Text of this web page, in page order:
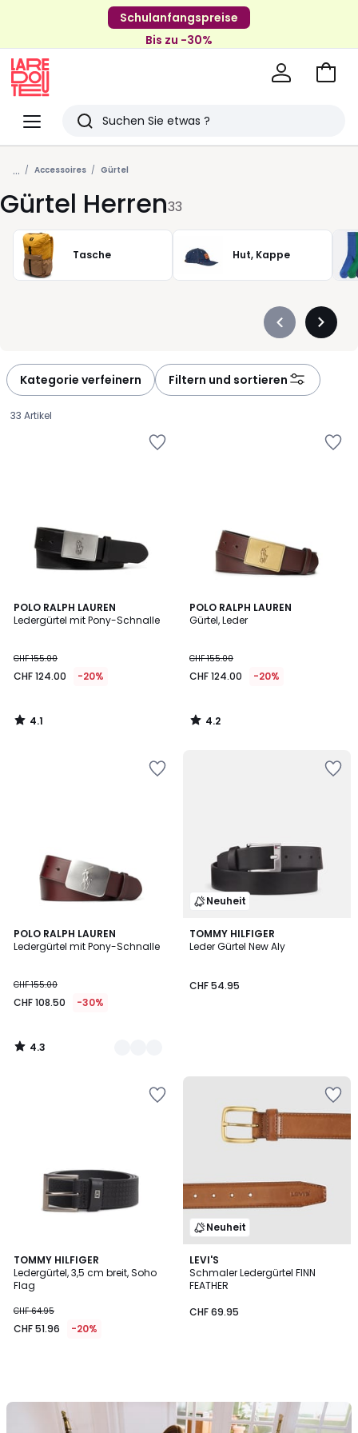
Schulanfangspreise
Bis zu -30%
Menü
Redoute
Suchen
Zuletzt
angesehenen
Artikel
Zum
... Accessoires Gürtel
Gürtel Herren33
Tasche Hut, Kappe
Précédent
défiler
à
gauche
à
Kategorie verfeinern Filtern und sortieren
33 Artikel
POLO RALPH LAUREN
Ledergürtel mit Pony-Schnalle
124.00
statt
155.00
20%
CHF 155.00
CHF 124.00 -20%
4.1
/ 5
4.1
/
POLO RALPH LAUREN
Gürtel, Leder
CHF 155.00
CHF 124.00 -20%
4.2
/ 5
4.2
/
POLO RALPH LAUREN
Ledergürtel mit Pony-Schnalle
CHF 155.00
CHF 108.50 -30%
4.3
/ 5
2
Farben
4.3
/
Neuheit
TOMMY HILFIGER
Leder Gürtel New Aly
CHF 54.95
TOMMY HILFIGER
Ledergürtel, 3,5 cm breit, Soho
Flag
CHF 64.95
CHF 51.96 -20%
Unser
Neuheit
LEVI'S
Schmaler Ledergürtel FINN
FEATHER
CHF 69.95